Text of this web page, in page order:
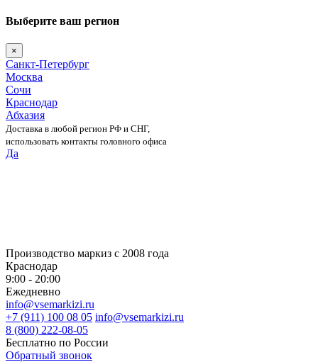
Выберите ваш регион
×
Санкт-Петербург
Москва
Сочи
Краснодар
Абхазия
Доставка в любой регион РФ и СНГ,
использовать контакты головного офиса
Да
Производство маркиз с 2008 года
Краснодар
9:00 - 20:00
Ежедневно
info@vsemarkizi.ru
+7 (911) 100 08 05 info@vsemarkizi.ru
8 (800) 222-08-05
Бесплатно по России
Обратный звонок